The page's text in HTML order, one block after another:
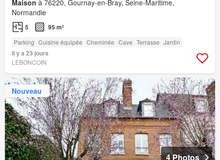
Maison à 76220, Gournay-en-Bray, Seine-Maritime,
Normandie
5 95 m²
Parking Cuisine équipée Cheminée Cave Terrasse Jardin
Il y a 23 jours
LEBONCOIN
Nouveau
4 Photos